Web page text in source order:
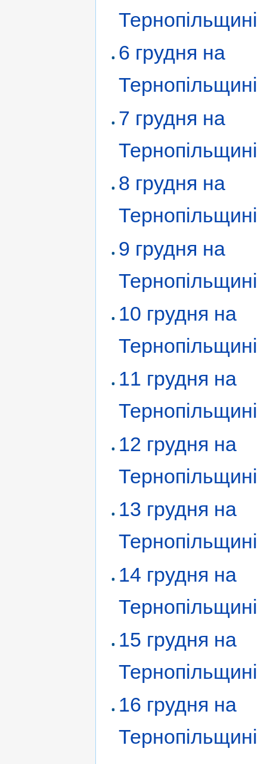
Тернопільщині
6 грудня на
Тернопільщині
7 грудня на
Тернопільщині
8 грудня на
Тернопільщині
9 грудня на
Тернопільщині
10 грудня на
Тернопільщині
11 грудня на
Тернопільщині
12 грудня на
Тернопільщині
13 грудня на
Тернопільщині
14 грудня на
Тернопільщині
15 грудня на
Тернопільщині
16 грудня на
Тернопільщині